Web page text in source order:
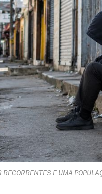
E UMA